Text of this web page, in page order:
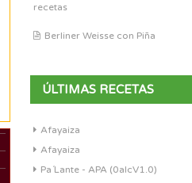
recetas
Berliner Weisse con Piña
ÚLTIMAS RECETAS
Afayaiza
Afayaiza
Pa´Lante - APA (0alcV1.0)